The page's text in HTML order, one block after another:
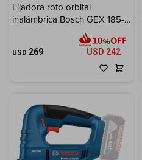
Lijadora roto orbital
inalámbrica Bosch GEX 185-
LI 18V SB Brushless
USD 269 USD 242